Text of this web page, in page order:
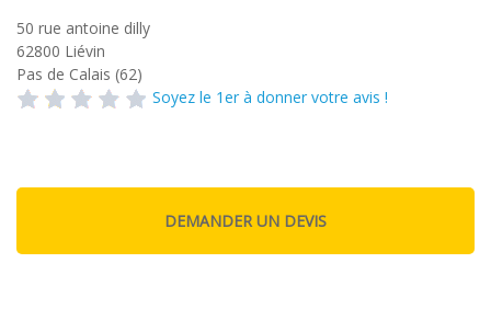
50 rue antoine dilly
62800 Liévin
Pas de Calais (62)
Soyez le 1er à donner votre avis !